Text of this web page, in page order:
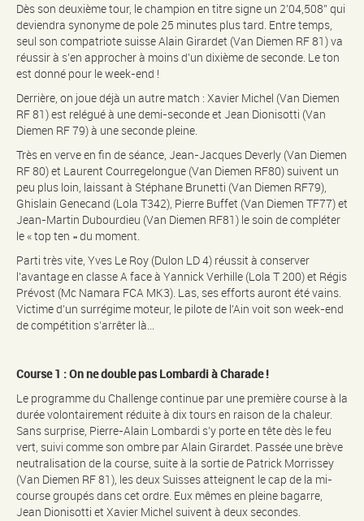
Dès son deuxième tour, le champion en titre signe un 2’04,508’’ qui
deviendra synonyme de pole 25 minutes plus tard. Entre temps,
seul son compatriote suisse Alain Girardet (Van Diemen RF 81) va
réussir à s’en approcher à moins d’un dixième de seconde. Le ton
est donné pour le week-end !
Derrière, on joue déjà un autre match : Xavier Michel (Van Diemen
RF 81) est relégué à une demi-seconde et Jean Dionisotti (Van
Diemen RF 79) à une seconde pleine.
Très en verve en fin de séance, Jean-Jacques Deverly (Van Diemen
RF 80) et Laurent Courregelongue (Van Diemen RF80) suivent un
peu plus loin, laissant à Stéphane Brunetti (Van Diemen RF79),
Ghislain Genecand (Lola T342), Pierre Buffet (Van Diemen TF77) et
Jean-Martin Dubourdieu (Van Diemen RF81) le soin de compléter
le « top ten » du moment.
Parti très vite, Yves Le Roy (Dulon LD 4) réussit à conserver
l’avantage en classe A face à Yannick Verhille (Lola T 200) et Régis
Prévost (Mc Namara FCA MK3). Las, ses efforts auront été vains.
Victime d’un surrégime moteur, le pilote de l’Ain voit son week-end
de compétition s’arrêter là…
Course 1 : On ne double pas Lombardi à Charade !
Le programme du Challenge continue par une première course à la
durée volontairement réduite à dix tours en raison de la chaleur.
Sans surprise, Pierre-Alain Lombardi s’y porte en tête dès le feu
vert, suivi comme son ombre par Alain Girardet. Passée une brève
neutralisation de la course, suite à la sortie de Patrick Morrissey
(Van Diemen RF 81), les deux Suisses atteignent le cap de la mi-
course groupés dans cet ordre. Eux mêmes en pleine bagarre,
Jean Dionisotti et Xavier Michel suivent à deux secondes.